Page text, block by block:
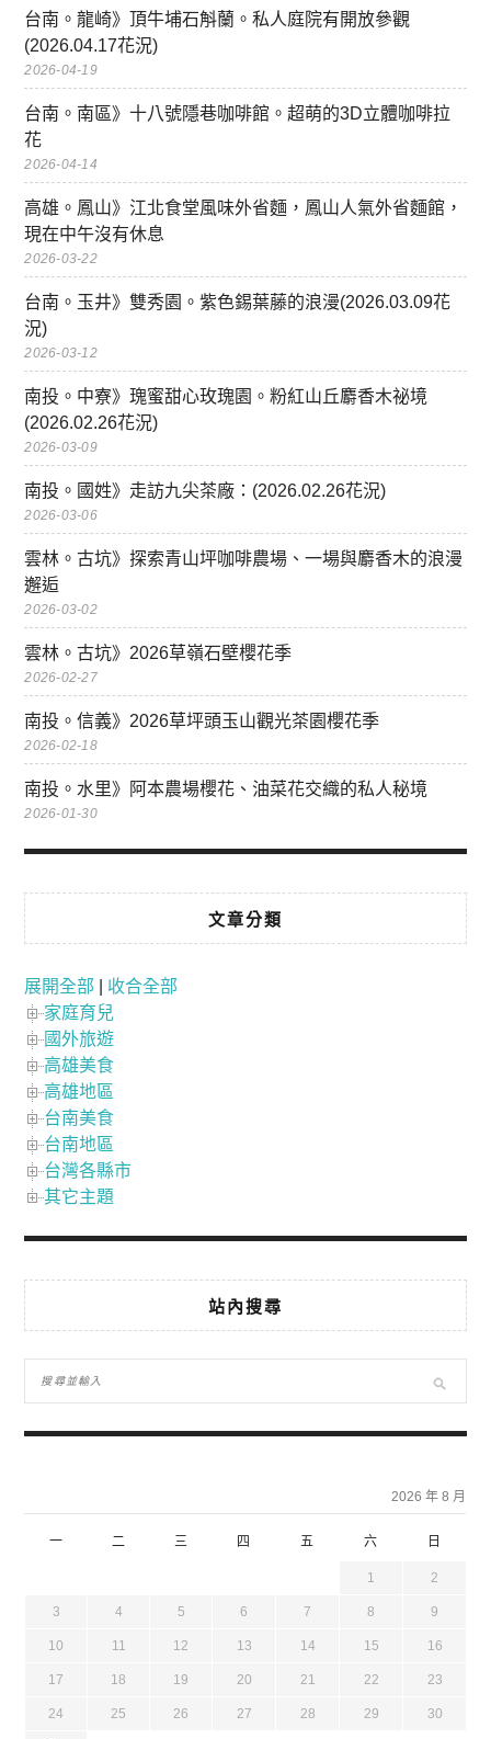
台南。龍崎》頂牛埔石斛蘭。私人庭院有開放參觀
(2026.04.17花況)
2026-04-19
台南。南區》十八號隱巷咖啡館。超萌的3D立體咖啡拉
花
2026-04-14
高雄。鳳山》江北食堂風味外省麵，鳳山人氣外省麵館，
現在中午沒有休息
2026-03-22
台南。玉井》雙秀園。紫色錫葉藤的浪漫(2026.03.09花
況)
2026-03-12
南投。中寮》瑰蜜甜心玫瑰園。粉紅山丘麝香木祕境
(2026.02.26花況)
2026-03-09
南投。國姓》走訪九尖茶廠：(2026.02.26花況)
2026-03-06
雲林。古坑》探索青山坪咖啡農場、一場與麝香木的浪漫
邂逅
2026-03-02
雲林。古坑》2026草嶺石壁櫻花季
2026-02-27
南投。信義》2026草坪頭玉山觀光茶園櫻花季
2026-02-18
南投。水里》阿本農場櫻花、油菜花交織的私人秘境
2026-01-30
文章分類
展開全部
收合全部
家庭育兒
國外旅遊
高雄美食
高雄地區
台南美食
台南地區
台灣各縣市
其它主題
站內搜尋
2026 年 8 月
一 二 三 四 五 六 日
1 2
3 4 5 6 7 8 9
10 11 12 13 14 15 16
17 18 19 20 21 22 23
24 25 26 27 28 29 30